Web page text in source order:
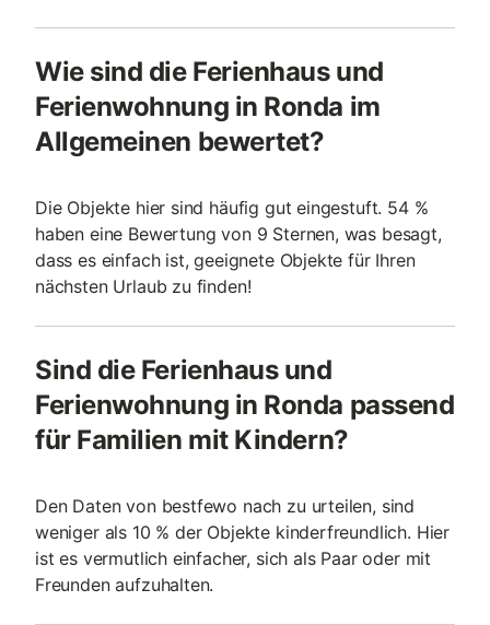
Wie sind die Ferienhaus und
Ferienwohnung in Ronda im
Allgemeinen bewertet?
Die Objekte hier sind häufig gut eingestuft. 54 %
haben eine Bewertung von 9 Sternen, was besagt,
dass es einfach ist, geeignete Objekte für Ihren
nächsten Urlaub zu finden!
Sind die Ferienhaus und
Ferienwohnung in Ronda passend
für Familien mit Kindern?
Den Daten von bestfewo nach zu urteilen, sind
weniger als 10 % der Objekte kinderfreundlich. Hier
ist es vermutlich einfacher, sich als Paar oder mit
Freunden aufzuhalten.